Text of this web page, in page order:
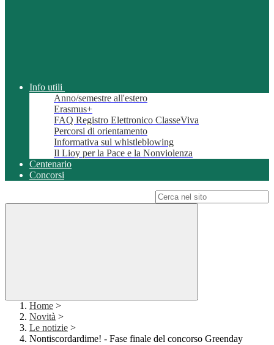
Info utili
Anno/semestre all'estero
Erasmus+
FAQ Registro Elettronico ClasseViva
Percorsi di orientamento
Informativa sul whistleblowing
Il Lioy per la Pace e la Nonviolenza
Centenario
Concorsi
Home >
Novità >
Le notizie >
Nontiscordardime! - Fase finale del concorso Greenday